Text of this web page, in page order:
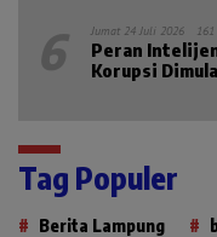
6 Jumat 24 Juli 2026
Peran
Korupsi
Tag Populer
Berita Lampung